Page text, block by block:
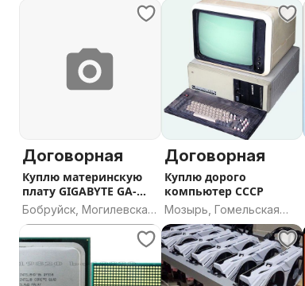
Договорная
Куплю материнскую
плату GIGABYTE GA-
H61M-S1
Бобруйск, Могилевская
область
Договорная
Куплю дорого
компьютер СССР
Мозырь, Гомельская
область